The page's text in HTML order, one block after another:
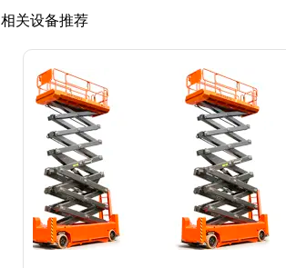
相关设备推荐